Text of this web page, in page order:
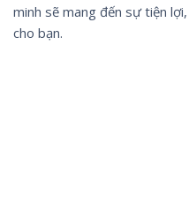
minh sẽ mang đến sự tiện
cho bạn.